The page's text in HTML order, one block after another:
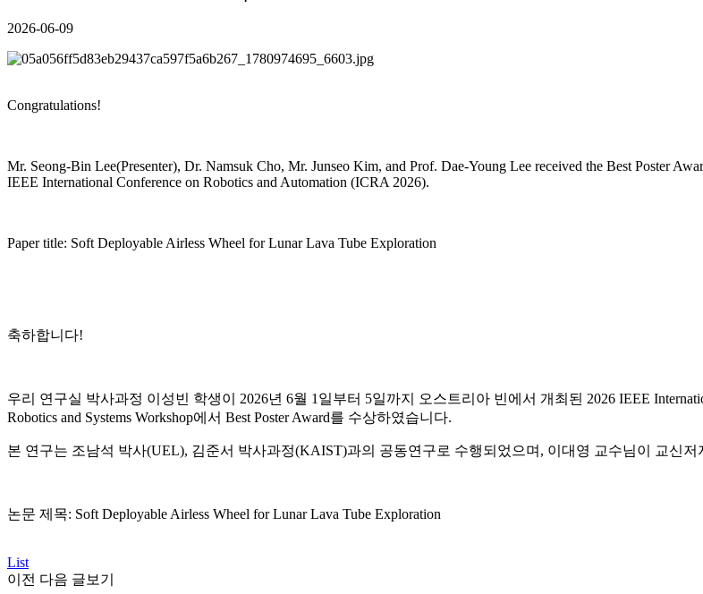
2026-06-09
Congratulations!
Mr. Seong-Bin Lee(Presenter), Dr. Namsuk Cho, Mr. Junseo Kim, and Prof. Dae-Young Lee received the Best Poster
IEEE International Conference on Robotics and Automation (ICRA 2026).
Paper title: Soft Deployable Airless Wheel for Lunar Lava Tube Exploration
축하합니다!
우리 연구실 박사과정 이성빈 학생이 2026년 6월 1일부터 5일까지 오스트리아 빈에서 개최된 2026 IEEE
Robotics and Systems Workshop에서 Best Poster Award를 수상하였습니다.
본 연구는 조남석 박사(UEL), 김준서 박사과정(KAIST)과의 공동연구로 수행되었으며, 이대영 교수님이 교신저
논문 제목: Soft Deployable Airless Wheel for Lunar Lava Tube Exploration
List
이전 다음 글보기